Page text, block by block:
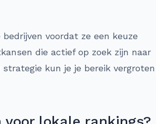
voordat ze een keuze
die actief op zoek zijn naar
kun je je bereik vergroten